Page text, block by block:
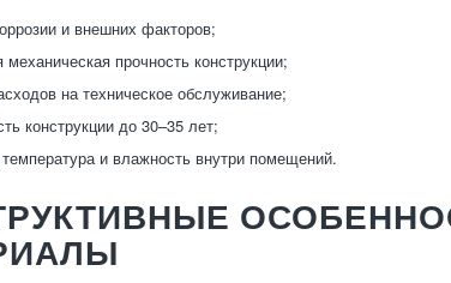
и внешних факторов;
прочность конструкции;
на техническое обслуживание;
конструкции до 30–35 лет;
и влажность внутри помещений.